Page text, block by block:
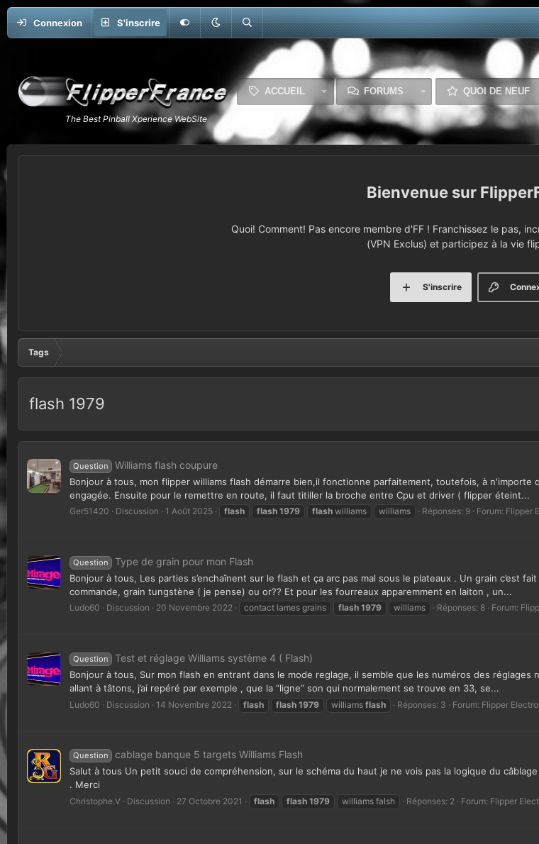
Connexion S'inscrire
ACCUEIL FORUMS QUOI DE NEUF
Quoi! Comment! Pas encore membre d'FF ! Franchissez le pas,
(VPN Exclus) et participez à la vie
S'inscrire
Tags
flash 1979
Question Williams flash coupure
Bonjour à tous, mon flipper williams flash démarre bien,il fonctionne parfaitement, toutefois, à
engagée. Ensuite pour le remettre en route, il faut titiller la broche entre Cpu et driver ( flipper éteint...
Ger51420 Discussion 1 Août 2025 flash flash 1979 flash williams williams Réponses: 9 Forum: Flipper
Question Type de grain pour mon Flash
Bonjour à tous, Les parties s’enchaînent sur le flash et ça arc pas mal sous le plateaux . Un grain c’est
commande, grain tungstène ( je pense) ou or?? Et pour les fourreaux apparemment en laiton , un...
Ludo60 Discussion 20 Novembre 2022 contact lames grains flash 1979 williams Réponses: 8 Forum:
Question Test et réglage Williams système 4 ( Flash)
Bonjour à tous, Sur mon flash en entrant dans le mode reglage, il semble que les numéros des
allant à tâtons, j’ai repéré par exemple , que la “ligne” son qui normalement se trouve en 33, se...
Ludo60 Discussion 14 Novembre 2022 flash flash 1979 williams flash Réponses: 3 Forum: Flipper
Question cablage banque 5 targets Williams Flash
Salut à tous Un petit souci de compréhension, sur le schéma du haut je ne vois pas la logique du
. Merci
Christophe.V Discussion 27 Octobre 2021 flash flash 1979 williams falsh Réponses: 2 Forum: Flipper